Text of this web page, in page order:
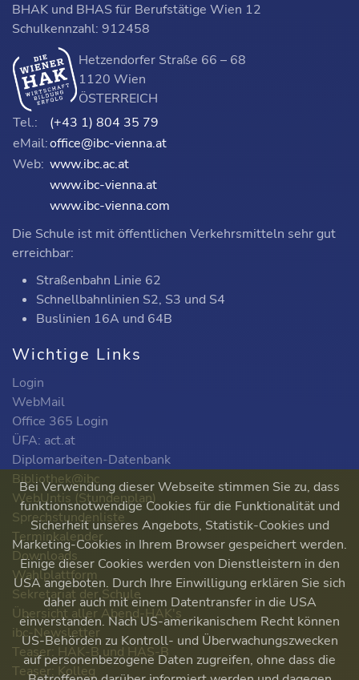
BHAK und BHAS für Berufstätige Wien 12
Schulkennzahl: 912458
Hetzendorfer Straße 66 – 68
1120 Wien
ÖSTERREICH
Tel.:
(+43 1) 804 35 79
eMail:office@ibc-vienna.at
Web: www.ibc.ac.at
www.ibc-vienna.at
www.ibc-vienna.com
Die Schule ist mit öffentlichen Verkehrsmitteln sehr gut
erreichbar:
Straßenbahn Linie 62
Schnellbahnlinien S2, S3 und S4
Buslinien 16A und 64B
Wichtige Links
Login
WebMail
Office 365 Login
ÜFA: act.at
Diplomarbeiten-Datenbank
Bibliothek@ibc
WebUntis (Stundenplan)
Sprechstundenliste
Terminkalender
Downloads
Wahlplattform
Sekretariat der Schule
Übersicht aller Abend-HAK's
ibc-Newsletter
Teaser: HAK-B und HAS-B
Teaser: Kolleg
Bei Verwendung dieser Webseite stimmen Sie zu, dass
funktionsnotwendige Cookies für die Funktionalität und
Sicherheit unseres Angebots, Statistik-Cookies und
Marketing-Cookies in Ihrem Browser gespeichert werden.
Einige dieser Cookies werden von Dienstleistern in den
USA angeboten. Durch Ihre Einwilligung erklären Sie sich
daher auch mit einem Datentransfer in die USA
einverstanden. Nach US-amerikanischem Recht können
US-Behörden zu Kontroll- und Überwachungszwecken
auf personenbezogene Daten zugreifen, ohne dass die